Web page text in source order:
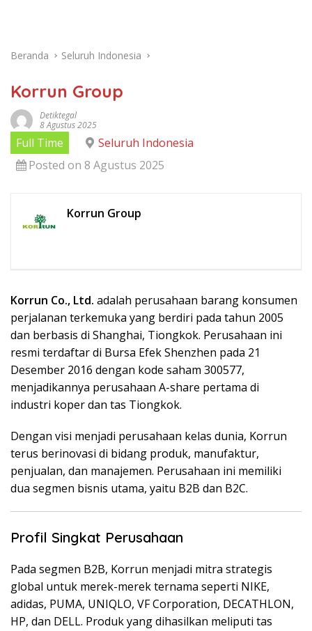
Beranda Seluruh Indonesia
Korrun Group
Detiktegal
8 Agustus 2025
Full Time
Seluruh Indonesia
Posted on 8 Agustus 2025
Korrun Group
Korrun Co., Ltd. adalah perusahaan barang konsumen
perjalanan terkemuka yang berdiri pada tahun 2005
dan berbasis di Shanghai, Tiongkok. Perusahaan ini
resmi terdaftar di Bursa Efek Shenzhen pada 21
Desember 2016 dengan kode saham 300577,
menjadikannya perusahaan A-share pertama di
industri koper dan tas Tiongkok.
Dengan visi menjadi perusahaan kelas dunia, Korrun
terus berinovasi di bidang produk, manufaktur,
penjualan, dan manajemen. Perusahaan ini memiliki
dua segmen bisnis utama, yaitu B2B dan B2C.
Profil Singkat Perusahaan
Pada segmen B2B, Korrun menjadi mitra strategis
global untuk merek-merek ternama seperti NIKE,
adidas, PUMA, UNIQLO, VF Corporation, DECATHLON,
HP, dan DELL. Produk yang dihasilkan meliputi tas